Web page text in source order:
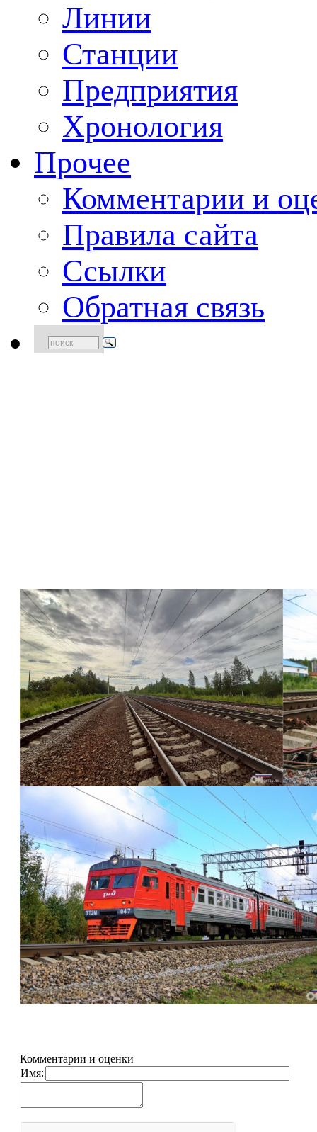
Линии
Станции
Предприятия
Хронология
Прочее
Комментарии и
Правила сайта
Ссылки
Обратная связь
Комментарии и оценки
Имя: